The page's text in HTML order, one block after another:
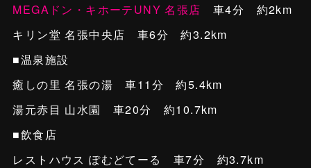
MEGAドン・キホーテUNY 名張店 車4分 約2km
キリン堂 名張中央店 車6分 約3.2km
■温泉施設
癒しの里 名張の湯 車11分 約5.4km
湯元赤目 山水園 車20分 約10.7km
■飲食店
レストハウス ぽむどてーる 車7分 約3.7km